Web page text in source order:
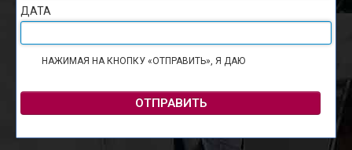
ДАТА
НАЖИМАЯ НА КНОПКУ «ОТПРАВИТЬ», Я ДАЮ
ОТПРАВИТЬ